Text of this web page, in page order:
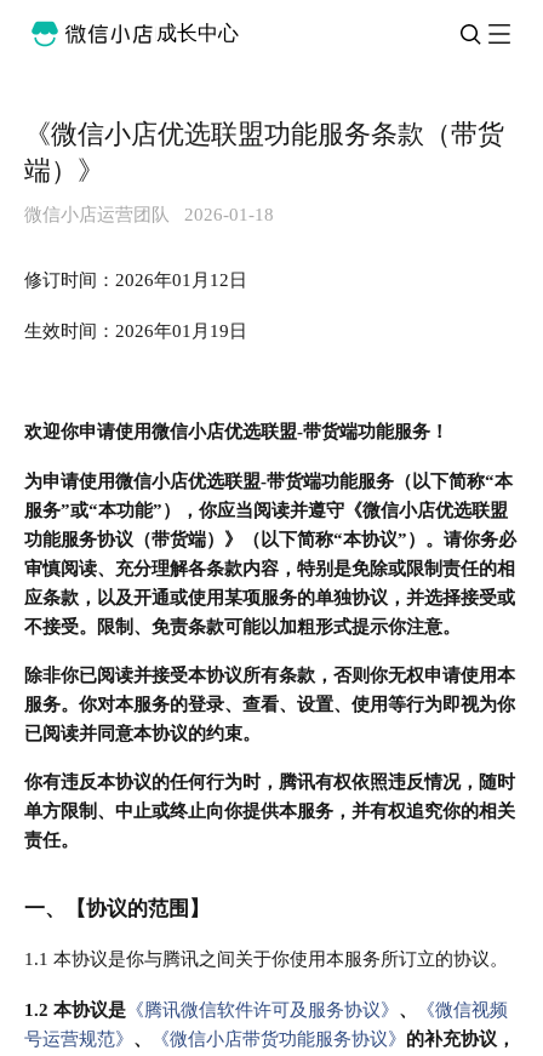
成长中心
《微信小店优选联盟功能服务条款（带货
端）》
微信小店运营团队 2026-01-18
修订时间：2026年01月12日
生效时间：2026年01月19日
欢迎你申请使用微信小店优选联盟-带货端功能服务！
为申请使用微信小店优选联盟-带货端功能服务（以下简称“本
服务”或“本功能”），你应当阅读并遵守《微信小店优选联盟
功能服务协议（带货端）》（以下简称“本协议”）。请你务必
审慎阅读、充分理解各条款内容，特别是免除或限制责任的相
应条款，以及开通或使用某项服务的单独协议，并选择接受或
不接受。限制、免责条款可能以加粗形式提示你注意。
除非你已阅读并接受本协议所有条款，否则你无权申请使用本
服务。你对本服务的登录、查看、设置、使用等行为即视为你
已阅读并同意本协议的约束。
你有违反本协议的任何行为时，腾讯有权依照违反情况，随时
单方限制、中止或终止向你提供本服务，并有权追究你的相关
责任。
一、 【协议的范围】
1.1 本协议是你与腾讯之间关于你使用本服务所订立的协议。
1.2 本协议是 《腾讯微信软件许可及服务协议》 、
《微信视频
号运营规范》 、 《微信小店带货功能服务协议》 的补充协议，